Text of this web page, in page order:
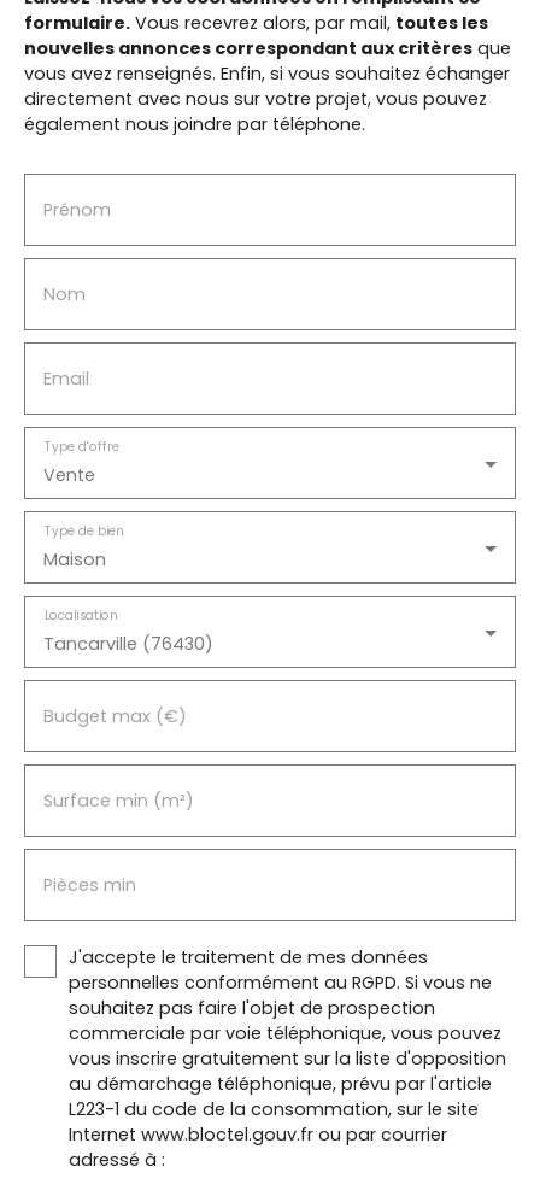
formulaire. Vous recevrez alors, par mail, toutes les
nouvelles annonces correspondant aux critères que
vous avez renseignés. Enfin, si vous souhaitez échanger
directement avec nous sur votre projet, vous pouvez
également nous joindre par téléphone.
Prénom
Nom
Email
Vente
Type d'offre
Maison
Type de bien
Tancarville (76430)
Localisation
Budget max (€)
Surface min (m²)
Pièces min
J'accepte le traitement de mes données
personnelles conformément au RGPD. Si vous ne
souhaitez pas faire l'objet de prospection
commerciale par voie téléphonique, vous pouvez
vous inscrire gratuitement sur la liste d'opposition
au démarchage téléphonique, prévu par l'article
L223-1 du code de la consommation, sur le site
Internet www.bloctel.gouv.fr ou par courrier
adressé à :